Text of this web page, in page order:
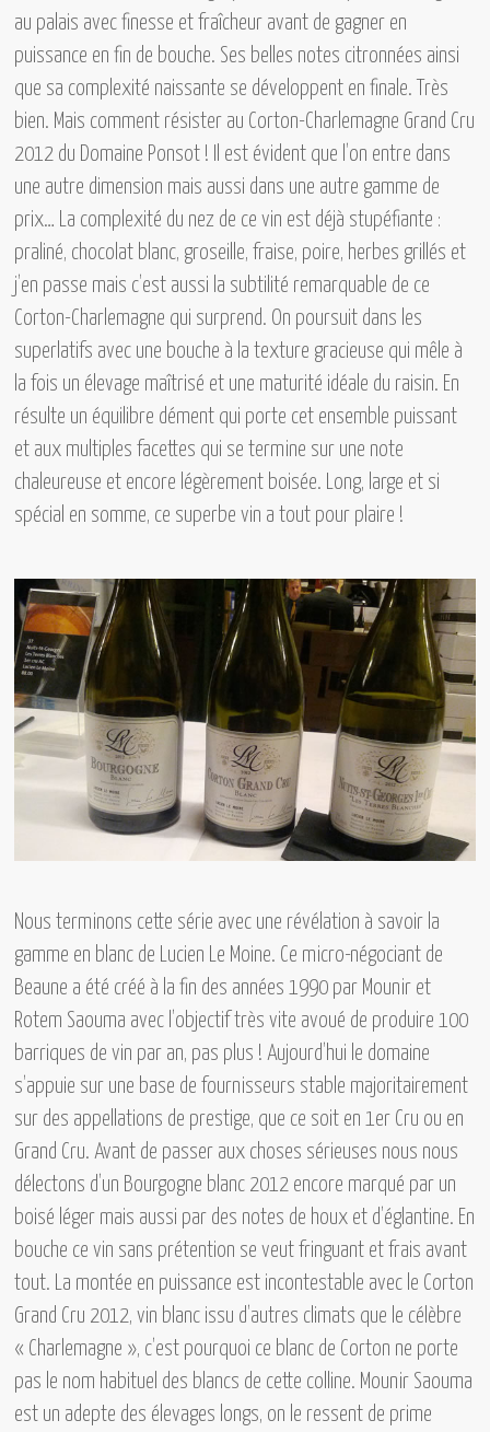
au palais avec finesse et fraîcheur avant de gagner en
puissance en fin de bouche. Ses belles notes citronnées ainsi
que sa complexité naissante se développent en finale. Très
bien. Mais comment résister au Corton-Charlemagne Grand Cru
2012 du Domaine Ponsot ! Il est évident que l’on entre dans
une autre dimension mais aussi dans une autre gamme de
prix… La complexité du nez de ce vin est déjà stupéfiante :
praliné, chocolat blanc, groseille, fraise, poire, herbes grillés et
j’en passe mais c’est aussi la subtilité remarquable de ce
Corton-Charlemagne qui surprend. On poursuit dans les
superlatifs avec une bouche à la texture gracieuse qui mêle à
la fois un élevage maîtrisé et une maturité idéale du raisin. En
résulte un équilibre dément qui porte cet ensemble puissant
et aux multiples facettes qui se termine sur une note
chaleureuse et encore légèrement boisée. Long, large et si
spécial en somme, ce superbe vin a tout pour plaire !
Nous terminons cette série avec une révélation à savoir la
gamme en blanc de
Lucien Le Moine. Ce micro-négociant de
Beaune a été créé à la fin des années 1990 par Mounir et
Rotem Saouma avec l’objectif très vite avoué de produire 100
barriques de vin par an, pas plus ! Aujourd’hui le domaine
s’appuie sur une base de fournisseurs stable majoritairement
sur des appellations de prestige, que ce soit en 1er Cru ou en
Grand Cru. Avant de passer aux choses sérieuses nous nous
délectons d’un Bourgogne blanc 2012 encore marqué par un
boisé léger mais aussi par des notes de houx et d’églantine. En
bouche ce vin sans prétention se veut fringuant et frais avant
tout. La montée en puissance est incontestable avec le Corton
Grand Cru 2012, vin blanc issu d’autres climats que le célèbre
« Charlemagne », c’est pourquoi ce blanc de Corton ne porte
pas le nom habituel des blancs de cette colline. Mounir Saouma
est un adepte des élevages longs, on le ressent de prime